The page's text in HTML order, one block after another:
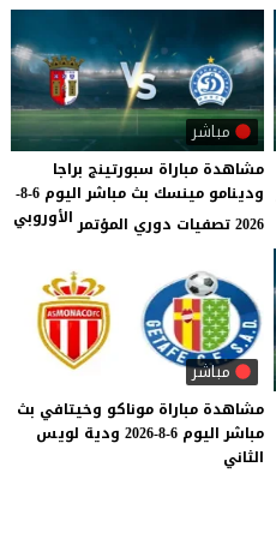
مباشر
مشاهدة مباراة سبورتينج براجا
ودينامو مينسك بث مباشر اليوم 6-8-
2026 تصفيات دوري المؤتمر
الأوروبي
مباشر
مشاهدة مباراة موناكو وخيتافي بث
مباشر اليوم 6-8-2026 ودية لويس
الثاني